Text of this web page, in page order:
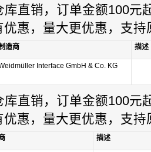
直销，订单金额100元
惠，量大更优惠，支持
造商 描述
Interface GmbH & Co. KG
直销，订单金额100元
惠，量大更优惠，支持
描述